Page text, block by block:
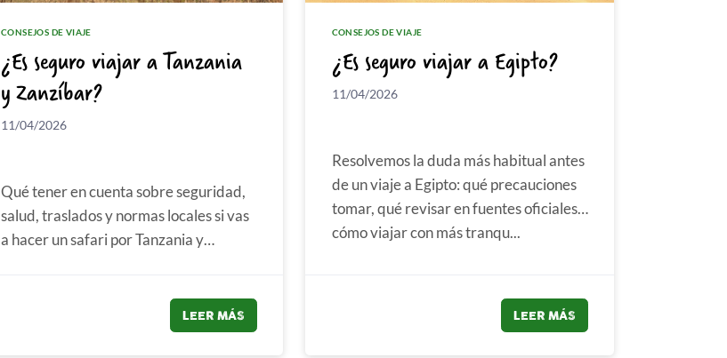
CONSEJOS DE VIAJE
¿Es seguro viajar a Tanzania
y Zanzíbar?
11/04/2026
Qué tener en cuenta sobre seguridad,
salud, traslados y normas locales si vas
a hacer un safari por Tanzania y
LEER MÁS
CONSEJOS DE VIAJE
¿Es seguro viajar a Egipto?
11/04/2026
Resolvemos la duda más habitual antes
de un viaje a Egipto: qué precauciones
tomar, qué revisar en fuentes oficiales y
cómo viajar con más tranqu...
LEER MÁS